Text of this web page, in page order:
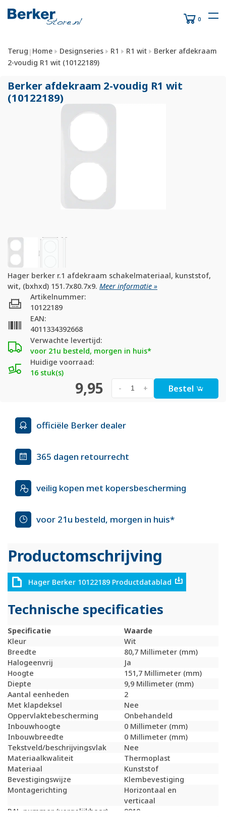
0
Terug | Home Designseries R1 R1 wit
Berker afdekraam
2-voudig R1 wit (10122189)
Berker afdekraam 2-voudig R1 wit
(10122189)
Hager berker r.1 afdekraam schakelmateriaal, kunststof,
wit, (bxhxd) 151.7x80.7x9. Meer informatie »
Verwachte levertijd:
voor 21u besteld, morgen in huis*
Huidige voorraad:
16 stuk(s)
Artikelnummer:
10122189
EAN:
4011334392668
9,95 +
- Bestel
officiële Berker dealer
365 dagen retourrecht
veilig kopen met kopersbescherming
voor 21u besteld, morgen in huis*
Productomschrijving
Hager Berker 10122189 Productdatablad
Technische specificaties
Specificatie
Waarde
Kleur
Wit
Breedte
80,7 Millimeter (mm)
Halogeenvrij
Ja
Hoogte
151,7 Millimeter (mm)
Diepte
9,9 Millimeter (mm)
Aantal eenheden
2
Met klapdeksel
Nee
Oppervlaktebescherming
Onbehandeld
Inbouwhoogte
0 Millimeter (mm)
Inbouwbreedte
0 Millimeter (mm)
Tekstveld/beschrijvingsvlak
Nee
Materiaalkwaliteit
Thermoplast
Materiaal
Kunststof
Bevestigingswijze
Klembevestiging
Montagerichting
Horizontaal en
verticaal
RAL-nummer (vergelijkbaar)
9010